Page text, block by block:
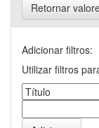
Retornar
Adicionar filtros:
Utilizar filtros